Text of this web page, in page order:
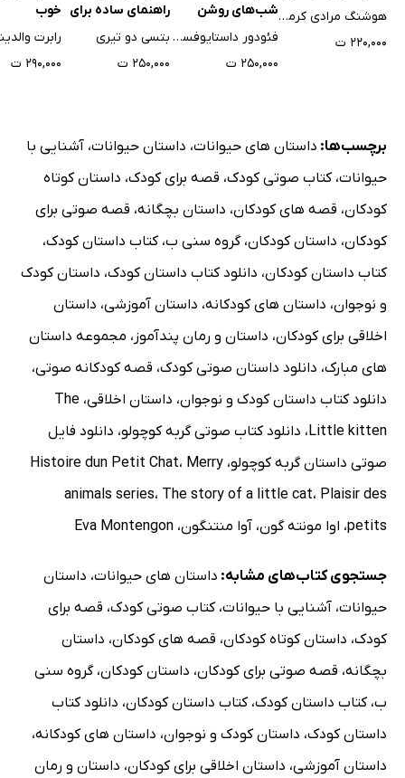
هوشنگ مرادی کرمانی
۲۲۰,۰۰۰ ت
شب‌های روشن
فئودور داستایوفسکی
۲۵۰,۰۰۰ ت
راهنمای ساده برای
ترومای جمعی
بتسی دو تیری
۲۵۰,۰۰۰ ت
خوب
رابرت
۲۹۰,۰۰۰ ت
برچسب‌ها: داستان های حیوانات، داستان حیوانات، آشنایی با
حیوانات،کتاب صوتی کودک، قصه برای کودک، داستان کوتاه
کودکان، قصه های کودکان، داستان بچگانه، قصه صوتی برای
کودکان، داستان کودکان،گروه سنی ب،کتاب داستان کودک،
کتاب داستان کودکان، دانلود کتاب داستان کودک، داستان کودک
و نوجوان، داستان های کودکانه، داستان آموزشی، داستان
اخلاقی برای کودکان، داستان و رمان پندآموز ، مجموعه داستان
های مبارک، دانلود داستان صوتی کودک، قصه کودکانه صوتی،
دانلود کتاب داستان کودک و نوجوان، داستان اخلاقی، The
Little kitten، دانلود کتاب صوتی گربه کوچولو، دانلود فایل
صوتی داستان گربه کوچولو، Histoire dun Petit Chat، Merry
animals series، The story of a little cat، Plaisir des
petits، اوا مونته گون، آوا منتنگون، Eva Montengon
جستجوی کتاب‌های مشابه: داستان های حیوانات، داستان
حیوانات، آشنایی با حیوانات،کتاب صوتی کودک، قصه برای
کودک، داستان کوتاه کودکان، قصه های کودکان، داستان
بچگانه، قصه صوتی برای کودکان، داستان کودکان،گروه سنی
ب،کتاب داستان کودک،کتاب داستان کودکان، دانلود کتاب
داستان کودک، داستان کودک و نوجوان، داستان های کودکانه،
داستان آموزشی، داستان اخلاقی برای کودکان، داستان و رمان